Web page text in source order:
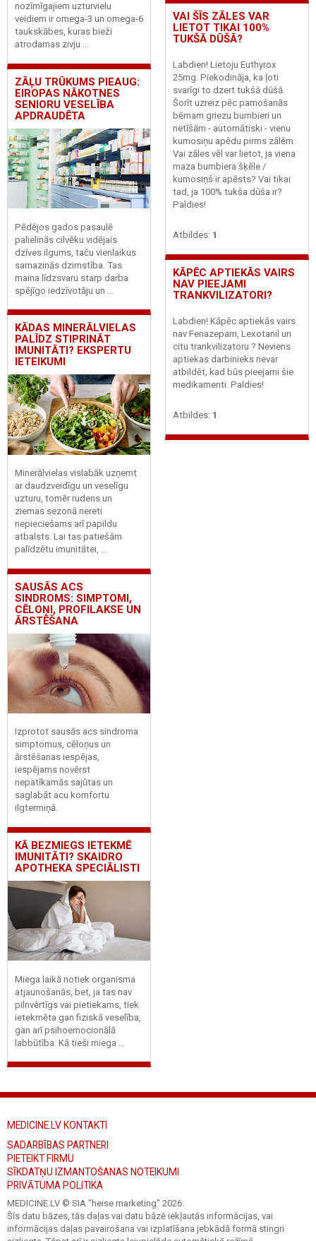
nozīmīgajiem uzturvielu
veidiem ir omega-3 un omega-6
taukskābes, kuras bieži
atrodamas zivju ...
ZĀĻU TRŪKUMS PIEAUG:
EIROPAS NĀKOTNES
SENIORU VESELĪBA
APDRAUDĒTA
Pēdējos gados pasaulē
palielinās cilvēku vidējais
dzīves ilgums, taču vienlaikus
samazinās dzimstība. Tas
maina līdzsvaru starp darba
spējīgo iedzīvotāju un ...
KĀDAS MINERĀLVIELAS
PALĪDZ STIPRINĀT
IMUNITĀTI? EKSPERTU
IETEIKUMI
Minerālvielas vislabāk uzņemt
ar daudzveidīgu un veselīgu
uzturu, tomēr rudens un
ziemas sezonā nereti
nepieciešams arī papildu
atbalsts. Lai tas patiešām
palīdzētu imunitātei, ...
SAUSĀS ACS
SINDROMS: SIMPTOMI,
CĒLOŅI, PROFILAKSE UN
ĀRSTĒŠANA
Izprotot sausās acs sindroma
simptomus, cēloņus un
ārstēšanas iespējas,
iespējams novērst
nepatīkamās sajūtas un
saglabāt acu komfortu
ilgtermiņā.
KĀ BEZMIEGS IETEKMĒ
IMUNITĀTI? SKAIDRO
APOTHEKA SPECIĀLISTI
Miega laikā notiek organisma
atjaunošanās, bet, ja tas nav
pilnvērtīgs vai pietiekams, tiek
ietekmēta gan fiziskā veselība,
gan arī psihoemocionālā
labbūtība. Kā tieši miega ...
VAI ŠĪS ZĀLES VAR
LIETOT TIKAI 100%
TUKŠĀ DŪŠĀ?
Labdien! Lietoju Euthyrox
25mg. Piekodināja, ka ļoti
svarīgi to dzert tukšā dūšā.
Šorīt uzreiz pēc pamošanās
bērnam griezu bumbieri un
netīšām - automātiski - vienu
kumosiņu apēdu pirms zālēm.
Vai zāles vēl var lietot, ja viena
maza bumbiera šķēle /
kumosiņš ir apēsts? Vai tikai
tad, ja 100% tukša dūša ir?
Paldies!
Atbildes: 1
KĀPĒC APTIEKĀS VAIRS
NAV PIEEJAMI
TRANKVILIZATORI?
Labdien! Kāpēc aptiekās vairs
nav Fenazepam, Lexotanil un
citu trankvilizatoru ? Neviens
aptiekas darbinieks nevar
atbildēt, kad būs pieejami šie
medikamenti. Paldies!
Atbildes: 1
MEDICINE.LV KONTAKTI
SADARBĪBAS PARTNERI
PIETEIKT FIRMU
SĪKDATŅU IZMANTOŠANAS NOTEIKUMI
PRIVĀTUMA POLITIKA
MEDICINE.LV © SIA "heise marketing" 2026.
Šīs datu bāzes, tās daļas vai datu bāzē iekļautās informācijas, vai
informācijas daļas pavairošana vai izplatīšana jebkādā formā stingri